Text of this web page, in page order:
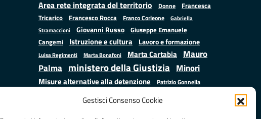
Gestisci Consenso Cookie
Area rete integrata del territorio
Donne
Francesca
Tricarico
Francesco Rocca Franco Corleone
Gabriella
Stramaccioni
Giovanni Russo Giuseppe Emanuele
Cangemi
Istruzione e cultura Lavoro e formazione
Luisa Regimenti Marta Bonafoni Marta Cartabia Mauro
Palma ministero della Giustizia Minori
Misure alternative alla detenzione Patrizio Gonnella
Samuele Ciambriello